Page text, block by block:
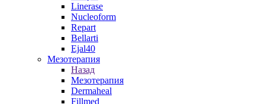
Linerase
Nucleoform
Repart
Bellarti
Ejal40
Мезотерапия
Назад
Мезотерапия
Dermaheal
Fillmed